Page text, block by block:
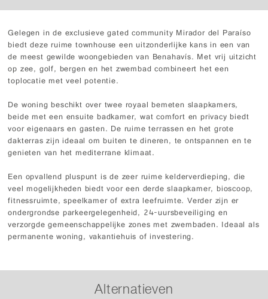
Gelegen in de exclusieve gated community Mirador del Paraíso
biedt deze ruime townhouse een uitzonderlijke kans in een van
de meest gewilde woongebieden van Benahavís. Met vrij uitzicht
op zee, golf, bergen en het zwembad combineert het een
toplocatie met veel potentie.
De woning beschikt over twee royaal bemeten slaapkamers,
beide met een ensuite badkamer, wat comfort en privacy biedt
voor eigenaars en gasten. De ruime terrassen en het grote
dakterras zijn ideaal om buiten te dineren, te ontspannen en te
genieten van het mediterrane klimaat.
Een opvallend pluspunt is de zeer ruime kelderverdieping, die
veel mogelijkheden biedt voor een derde slaapkamer, bioscoop,
fitnessruimte, speelkamer of extra leefruimte. Verder zijn er
ondergrondse parkeergelegenheid, 24-uursbeveiliging en
verzorgde gemeenschappelijke zones met zwembaden. Ideaal als
permanente woning, vakantiehuis of investering.
Alternatieven